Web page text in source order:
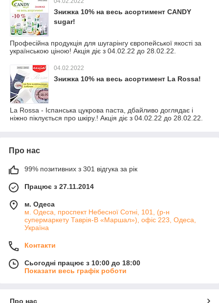
Знижка 10% на весь асортимент CANDY
sugar!
Професійна продукція для шугарінгу європейської якості за
українською ціною! Акція діє з 04.02.22 до 28.02.22.
04.02.2022
Знижка 10% на весь асортимент La Rossa!
La Rossa - Іспанська цукрова паста, дбайливо доглядає і
ніжно піклується про шкіру.! Акція діє з 04.02.22 до 28.02.22.
Про нас
99% позитивних з 301 відгука за рік
Працює з 27.11.2014
м. Одеса
м. Одеса, проспект Небесної Сотні, 101, (р-н
супермаркету Таврія-В «Маршал»), офіс 223, Одеса,
Україна
Контакти
Сьогодні працює з 10:00 до 18:00
Показати весь графік роботи
Про нас